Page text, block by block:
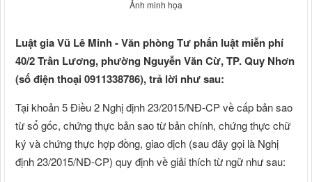
Ảnh minh họa
Luật gia Vũ Lê Minh - Văn phòng Tư phấn luật miễn phí
40/2 Trần Lương, phường Nguyễn Văn Cừ, TP. Quy Nhơn
(số điện thoại 0911338786), trả lời như sau:
Tại khoản 5 Điều 2 Nghị định 23/2015/NĐ-CP về cấp bản sao
từ sổ gốc, chứng thực bản sao từ bản chính, chứng thực chữ
ký và chứng thực hợp đồng, giao dịch (sau đây gọi là Nghị
định 23/2015/NĐ-CP) quy định về giải thích từ ngữ như sau: